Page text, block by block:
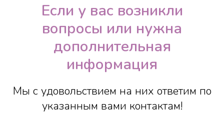
Если у вас возникли
вопросы или нужна
дополнительная
информация
Мы с удовольствием на них ответим по
указанным вами контактам!